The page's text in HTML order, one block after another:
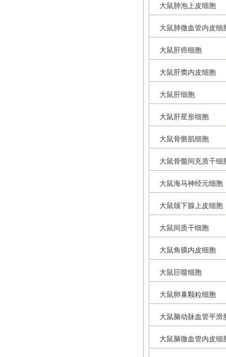
大鼠肺泡上皮细胞
大鼠肺微血管内皮细
大鼠肝癌细胞
大鼠肝窦内皮细胞
大鼠肝细胞
大鼠肝星形细胞
大鼠骨骼肌细胞
大鼠骨髓间充质干细
大鼠海马神经元细胞
大鼠颌下腺上皮细胞
大鼠间质干细胞
大鼠角膜内皮细胞
大鼠巨噬细胞
大鼠卵巢颗粒细胞
大鼠脑动脉血管平滑
大鼠脑微血管内皮细